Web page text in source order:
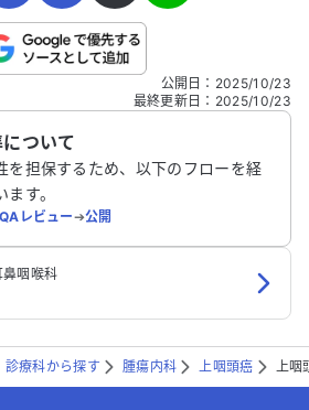
ォームです。氏名やご自身の病気の詳細な
送信する
公開日 ： 2025/10/23
最終更新日 ： 2025/10/23
ついて
を担保するため、以下のフローを経
す。
レビュー➔公開
咽喉科
診療科から探す 腫瘍内科 上咽頭癌 上咽